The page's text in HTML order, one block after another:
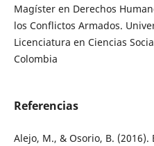
Magíster en Derechos
los Conflictos Armados.
Licenciatura en Ciencias
Colombia
Referencias
Alejo, M., & Osorio, B.